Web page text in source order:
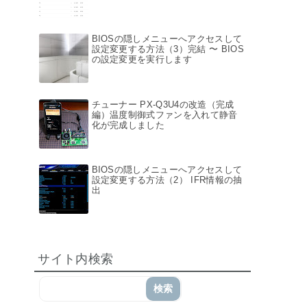
BIOSの隠しメニューへアクセスして
設定変更する方法（3）完結 〜 BIOS
の設定変更を実行します
チューナー PX-Q3U4の改造（完成
編）温度制御式ファンを入れて静音
化が完成しました
BIOSの隠しメニューへアクセスして
設定変更する方法（2） IFR情報の抽
出
サイト内検索